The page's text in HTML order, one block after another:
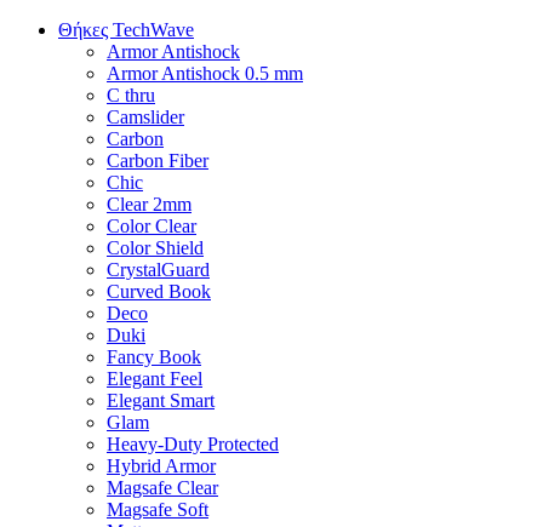
Θήκες TechWave
Armor Antishock
Armor Antishock 0.5 mm
C thru
Camslider
Carbon
Carbon Fiber
Chic
Clear 2mm
Color Clear
Color Shield
CrystalGuard
Curved Book
Deco
Duki
Fancy Book
Elegant Feel
Elegant Smart
Glam
Heavy-Duty Protected
Hybrid Armor
Magsafe Clear
Magsafe Soft